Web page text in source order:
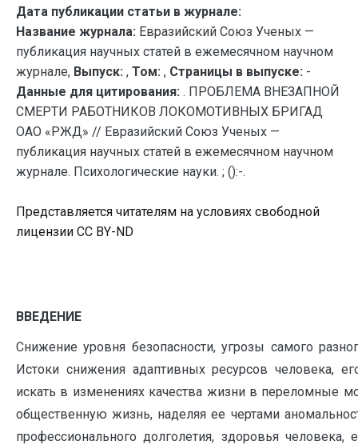
Дата публикации статьи в журнале:
Название журнала: Евразийский Союз Ученых —
публикация научных статей в ежемесячном научном
журнале, Выпуск: , Том: , Страницы в выпуске: -
Данные для цитирования: . ПРОБЛЕМА ВНЕЗАПНОЙ
СМЕРТИ РАБОТНИКОВ ЛОКОМОТИВНЫХ БРИГАД
ОАО «РЖД» // Евразийский Союз Ученых —
публикация научных статей в ежемесячном научном
журнале. Психологические науки. ; ():-.
Представляется читателям на условиях свободной
лицензии CC BY-ND
ВВЕДЕНИЕ
Снижение уровня безопасности, угрозы самого
Истоки снижения адаптивных ресурсов человека,
искать в изменениях качества жизни в переломные
общественную жизнь, наделяя ее чертами
профессионального долголетия, здоровья